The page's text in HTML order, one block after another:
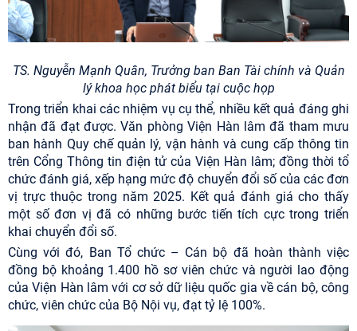
TS. Nguyễn Mạnh Quân, Trưởng ban Ban Tài chính và Quản
lý khoa học phát biểu tại cuộc họp
Trong triển khai các nhiệm vụ cụ thể, nhiều kết quả đáng ghi
nhận đã đạt được. Văn phòng Viện Hàn lâm đã tham mưu
ban hành Quy chế quản lý, vận hành và cung cấp thông tin
trên Cổng Thông tin điện tử của Viện Hàn lâm; đồng thời tổ
chức đánh giá, xếp hạng mức độ chuyển đổi số của các đơn
vị trực thuộc trong năm 2025. Kết quả đánh giá cho thấy
một số đơn vị đã có những bước tiến tích cực trong triển
khai chuyển đổi số.
Cùng với đó, Ban Tổ chức – Cán bộ đã hoàn thành việc
đồng bộ khoảng 1.400 hồ sơ viên chức và người lao động
của Viện Hàn lâm với cơ sở dữ liệu quốc gia về cán bộ, công
chức, viên chức của Bộ Nội vụ, đạt tỷ lệ 100%.